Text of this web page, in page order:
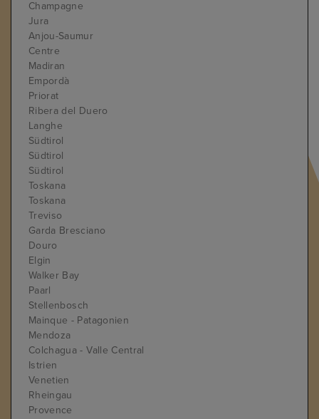
Champagne
Jura
Anjou-Saumur
Centre
Madiran
Empordà
Priorat
Ribera del Duero
Langhe
Südtirol
Südtirol
Südtirol
Toskana
Toskana
Treviso
Garda Bresciano
Douro
Elgin
Walker Bay
Paarl
Stellenbosch
Mainque - Patagonien
Mendoza
Colchagua - Valle Central
Istrien
Venetien
Rheingau
Provence